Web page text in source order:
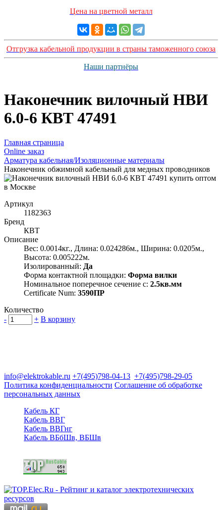
Цена на цветной металл
Отгрузка кабельной продукции в страны таможенного союза
Наши партнёры
Наконечник вилочный НВИ
6.0-6 КВТ 47491
Главная страница
Оnline заказ
Арматура кабельная/Изоляционные материалы
Наконечник обжимной кабельный для медных проводников
Артикул
1182363
Бренд
КВТ
Описание
Вес: 0.0014кг., Длина: 0.024286м., Ширина: 0.0205м.,
Высота: 0.005222м.
Изолированный: Да
Форма контактной площадки: Форма вилки
Номинальное поперечное сечение с: 2.5кв.мм
Certificate Num: 3590ПР
Количество
-
+ В корзину
info@elektrokable.ru +7(495)798-04-13 +7(495)798-29-05
Политика конфиденциальности Соглашение об обработке
персональных данных
Кабель КГ
Кабель ВВГ
Кабель ВВГнг
Кабель ВБбШв, ВБШв